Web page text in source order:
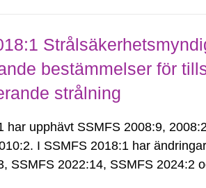
bestämmelser för
strålning
har upphävt SSMFS 2008:9,
I SSMFS 2018:1 har
SSMFS 2022:14, SSMFS 2024:2